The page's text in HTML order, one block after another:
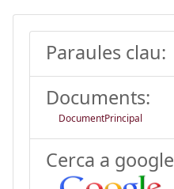
Paraules clau:
Documents:
DocumentPrincipal
Cerca a google